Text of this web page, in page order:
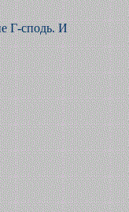
Г-сподь. И